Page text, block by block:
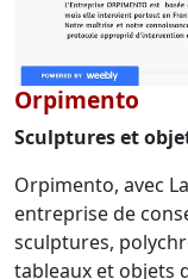
Orpimento
Sculptures et
Orpimento, avec
entreprise de
sculptures,
tableaux et objets